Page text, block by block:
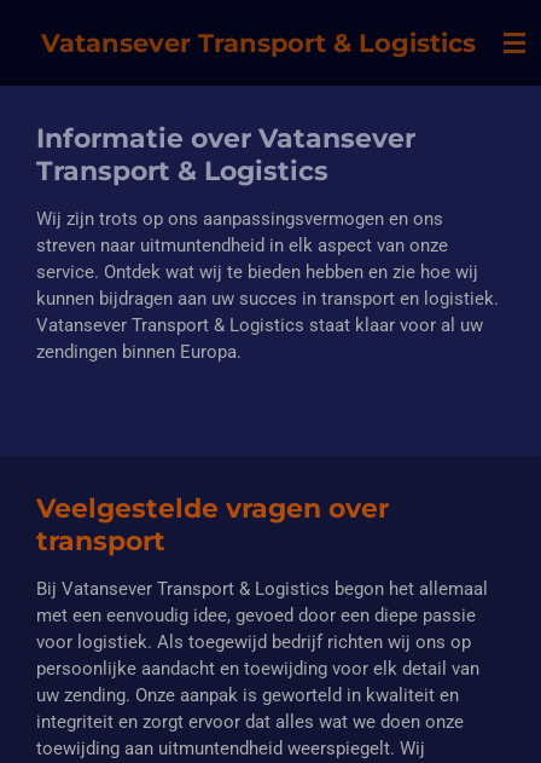
direct
hoofdinhoud
Vatansever Transport & Logistics
Informatie over Vatansever
Transport & Logistics
Wij zijn trots op ons aanpassingsvermogen en ons
streven naar uitmuntendheid in elk aspect van onze
service. Ontdek wat wij te bieden hebben en zie hoe wij
kunnen bijdragen aan uw succes in transport en logistiek.
Vatansever Transport & Logistics staat klaar voor al uw
zendingen binnen Europa.
Veelgestelde vragen over
transport
Bij Vatansever Transport & Logistics begon het allemaal
met een eenvoudig idee, gevoed door een diepe passie
voor logistiek. Als toegewijd bedrijf richten wij ons op
persoonlijke aandacht en toewijding voor elk detail van
uw zending. Onze aanpak is geworteld in kwaliteit en
integriteit en zorgt ervoor dat alles wat we doen onze
toewijding aan uitmuntendheid weerspiegelt. Wij